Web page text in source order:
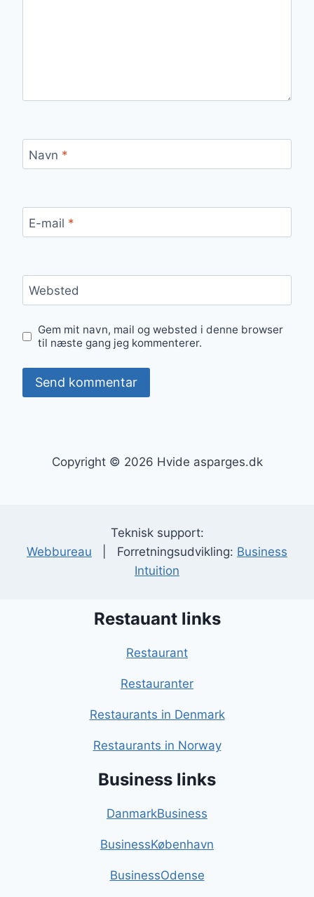
Navn *
E-mail *
Websted
Gem mit navn, mail og websted i denne browser
til næste gang jeg kommenterer.
Copyright © 2026 Hvide asparges.dk
Teknisk support:
Webbureau | Forretningsudvikling: Business
Intuition
Restauant links
Restaurant
Restauranter
Restaurants in Denmark
Restaurants in Norway
Business links
DanmarkBusiness
BusinessKøbenhavn
BusinessOdense